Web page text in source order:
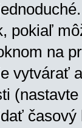
pokiaľ
na
vytvárať